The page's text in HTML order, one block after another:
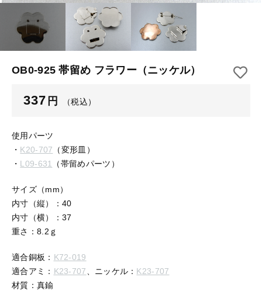
OB0-925 帯留め フラワー（ニッケル）
337 円 （税込）
使用パーツ
・ K20-707 （変形皿）
・ L09-631 （帯留めパーツ）
サイズ（mm）
内寸（縦）：40
内寸（横）：37
重さ：8.2ｇ
適合銅板： K72-019
適合アミ： K23-707、ニッケル： K23-707
材質：真鍮
【はめこみパーツ】 アミ
【表金具】 皿・ミール皿
【表金具】 浅皿
【表金具】 透かしパーツ
【表金具】 平板
【留め金具】 ブローチピン
【留め金具】 丸カン・小判カン
【留め金具】 指輪
【留め金具】 イヤリング
【表金具】 皿・ミール皿
【表金具】 浅皿
【表金具】 押皿・挽物
【表金具】 透かしパーツ
【留め金具】 ブローチピン
その他
在庫あり セール